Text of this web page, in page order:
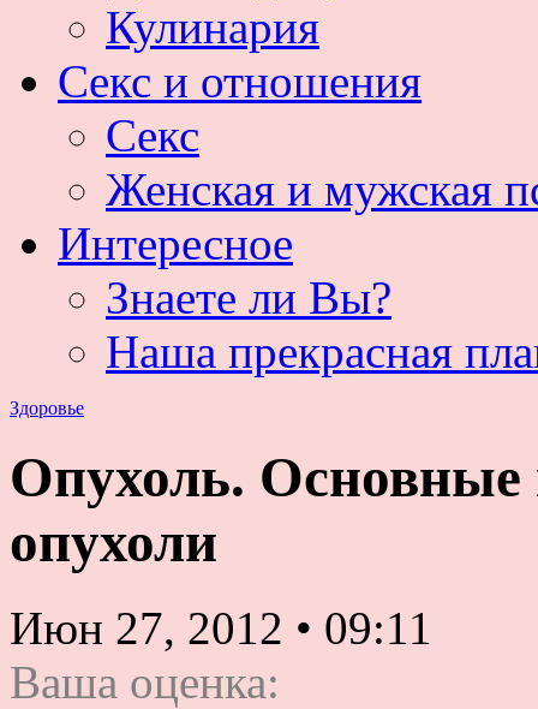
Кулинария
Секс и отношения
Секс
Женская и мужская
Интересное
Знаете ли Вы?
Наша прекрасная
Здоровье
Опухоль. Основные
опухоли
Июн 27, 2012 • 09:11
Ваша оценка: